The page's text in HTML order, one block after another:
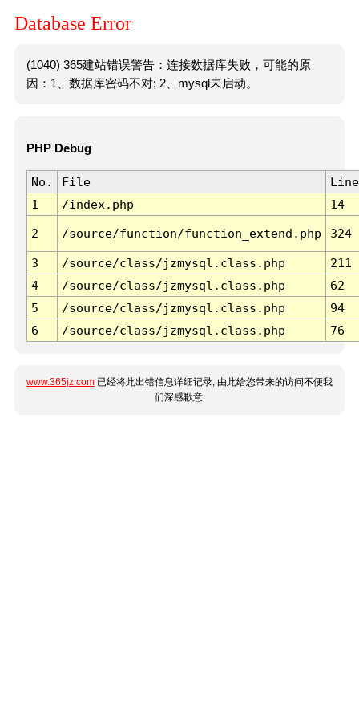
Database Error
(1040) 365建站错误警告：连接数据库失败，可能的原
因：1、数据库密码不对; 2、mysql未启动。
PHP Debug
No. File
Line
1
/index.php 14
2 /source/function/function_extend.php 324
3 /source/class/jzmysql.class.php
211
4
/source/class/jzmysql.class.php
62
5
/source/class/jzmysql.class.php
94
6
/source/class/jzmysql.class.php 76
www.365jz.com 已经将此出错信息详细记录, 由此给您带来的访问不便我
们深感歉意.